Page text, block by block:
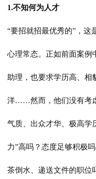
1.不知何为人才
“要招就招最优秀的”，这
心理常态。正如前面案例
助理，也要求学历高、相
洋……然而，他们没有考
气质、出众才华、极高学
力”高吗？态度足够积极
茶倒水、递送文件的职位